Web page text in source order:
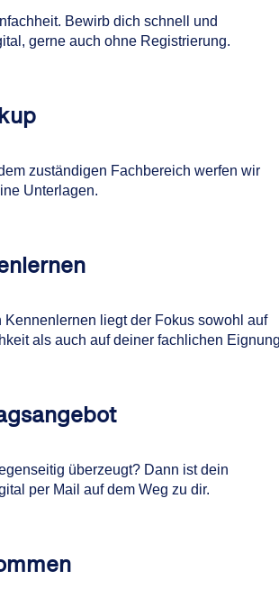
Bewirb dich schnell und
gerne auch ohne Registrierung.
zuständigen Fachbereich werfen wir
Unterlagen.
Kennenlernen liegt der Fokus sowohl auf
als auch auf deiner fachlichen
überzeugt? Dann ist dein
per Mail auf dem Weg zu dir.